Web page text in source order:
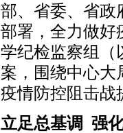
部、省委、省政
部署，全力做好
学纪检监察组（
案，围绕中心大
疫情防控阻击战
立足总基调 强